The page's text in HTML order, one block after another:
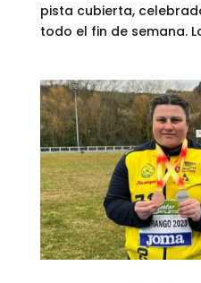
pista cubierta,
todo el fin de semana.